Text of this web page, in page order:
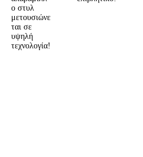
ο στυλ
μετουσιώνε
ται σε
υψηλή
τεχνολογία!